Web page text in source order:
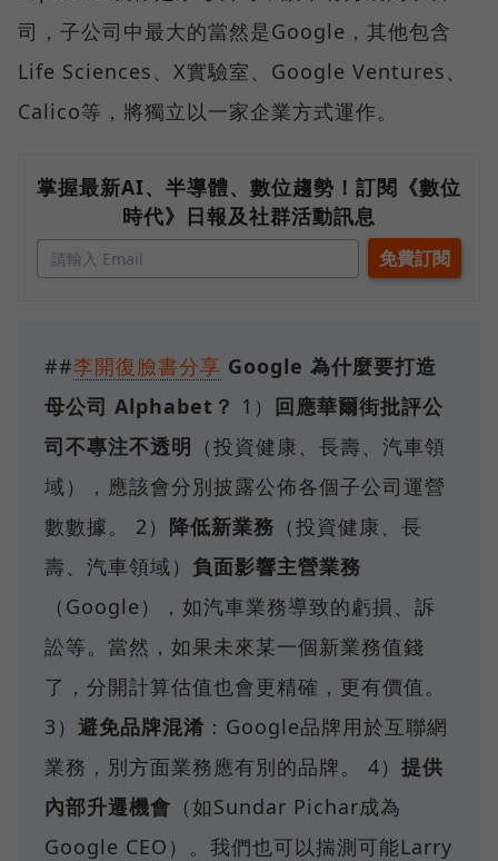
司，子公司中最大的當然是Google，其他包含
Life Sciences、X實驗室、Google Ventures、
Calico等，將獨立以一家企業方式運作。
掌握最新AI、半導體、數位趨勢！訂閱《數位
時代》日報及社群活動訊息
##李開復臉書分享 Google 為什麼要打造
母公司 Alphabet？ 1） 回應華爾街批評公
司不專注不透明 （投資健康、長壽、汽車領
域），應該會分別披露公佈各個子公司運營
數數據。 2） 降低新業務 （投資健康、長
壽、汽車領域） 負面影響主營業務
（Google），如汽車業務導致的虧損、訴
訟等。當然，如果未來某一個新業務值錢
了，分開計算估值也會更精確，更有價值。
3） 避免品牌混淆 ：Google品牌用於互聯網
業務，別方面業務應有別的品牌。 4） 提供
內部升遷機會 （如Sundar Pichar成為
Google CEO）。我們也可以揣測可能Larry